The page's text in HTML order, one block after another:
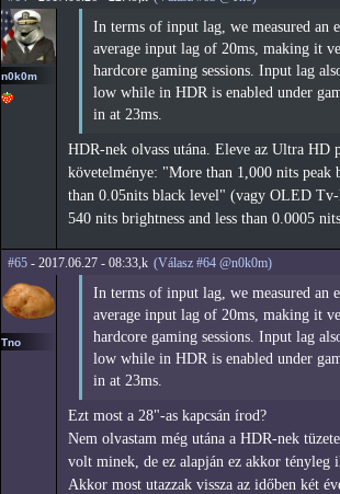
n0k0m
In terms of input lag, we measured an
average input lag of 20ms, making it
hardcore gaming sessions. Input lag
low while in HDR is enabled under
in at 23ms.
HDR-nek olvass utána. Eleve az Ultra HD
követelménye: "More than 1,000 nits peak
than 0.05nits black level" (vagy OLED Tv-
540 nits brightness and less than 0.0005
#65 - 2017.06.27 - 08:33,k (Válasz #64 @n0k0m)
Tno
In terms of input lag, we measured an
average input lag of 20ms, making it
hardcore gaming sessions. Input lag
low while in HDR is enabled under
in at 23ms.
Ezt most a 28"-as kapcsán írod?
Nem olvastam még utána a HDR-nek
volt minek, de ez alapján ez akkor tényleg
Akkor most utazzak vissza az időben két